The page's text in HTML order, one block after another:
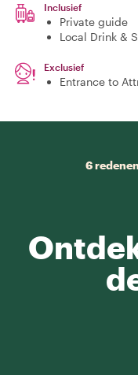
Inclusief
Private guide
Local Drink &
Exclusief
Entrance to
6